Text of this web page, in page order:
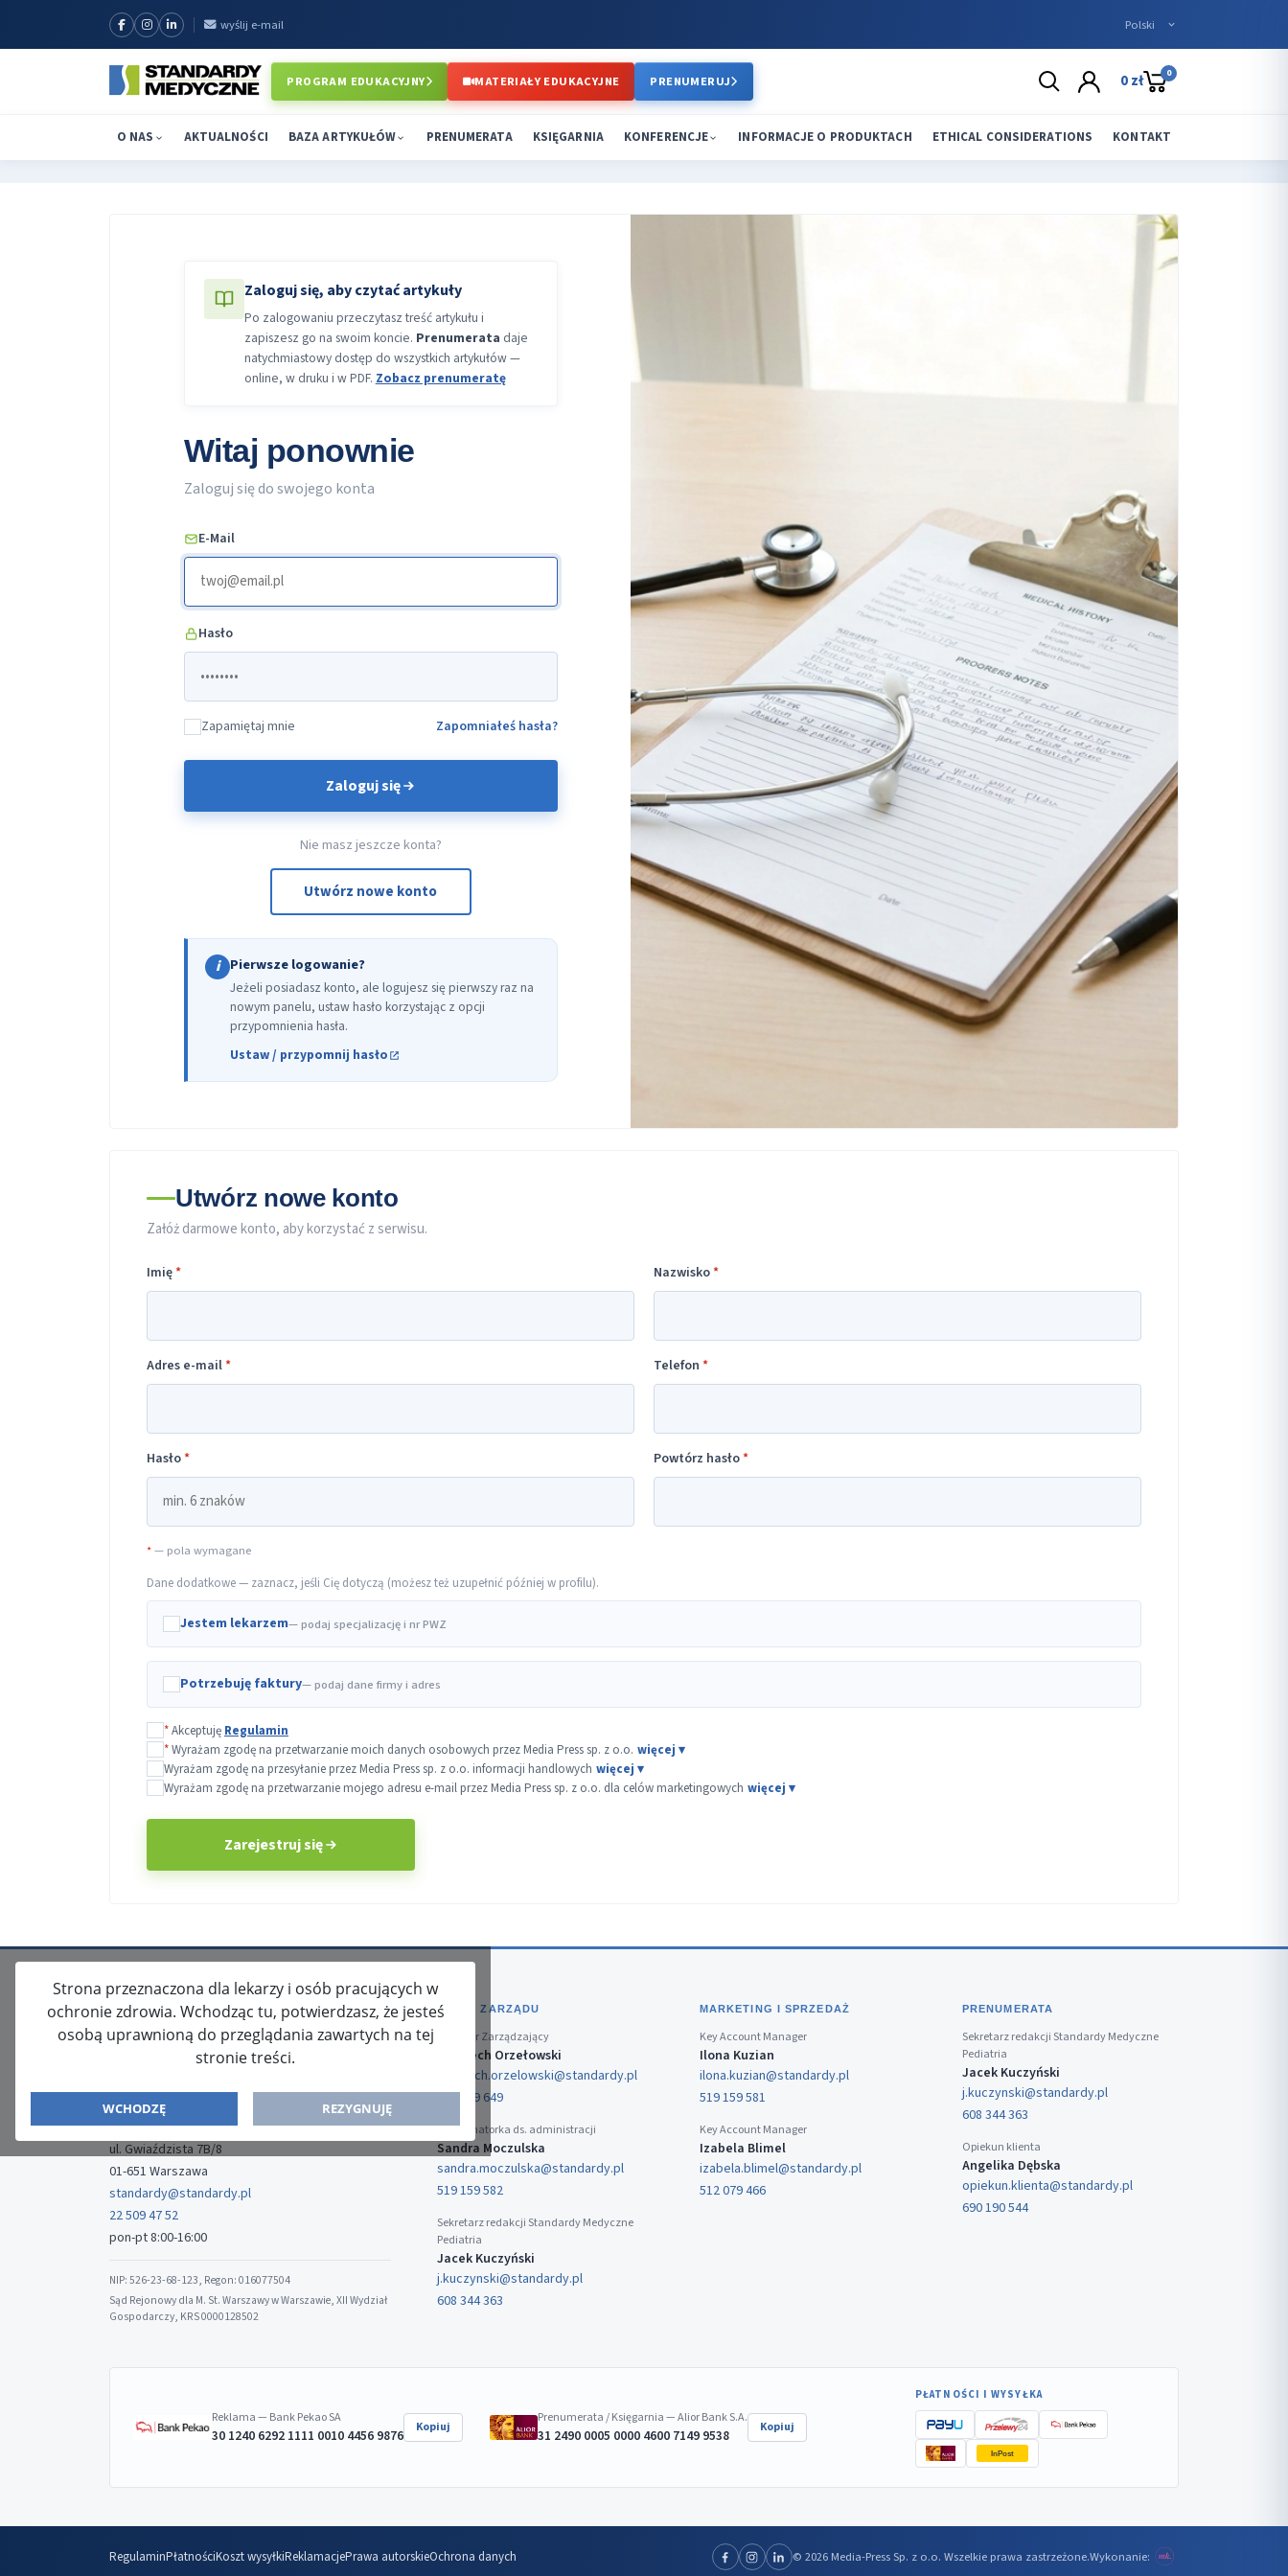
wyślij e-mail
PROGRAM EDUKACYJNY MATERIAŁY EDUKACYJNE PRENUMERUJ 0 zł 0
O NAS AKTUALNOŚCI BAZA ARTYKUŁÓW PRENUMERATA KSIĘGARNIA KONFERENCJE INFORMACJE O PRODUKTACH ETHICAL CONSIDERATIONS KONTAKT
Zaloguj się, aby czytać artykuły
Po zalogowaniu przeczytasz treść artykułu i
zapiszesz go na swoim koncie. Prenumerata daje
natychmiastowy dostęp do wszystkich artykułów —
online, w druku i w PDF. Zobacz prenumeratę
Witaj ponownie
Zaloguj się do swojego konta
E-Mail
Hasło
Zapamiętaj mnie Zapomniałeś hasła?
Zaloguj się
Nie masz jeszcze konta?
Utwórz nowe konto
i Pierwsze logowanie?
Jeżeli posiadasz konto, ale logujesz się pierwszy raz na
nowym panelu, ustaw hasło korzystając z opcji
przypomnienia hasła.
Ustaw / przypomnij hasło
Utwórz nowe konto
Załóż darmowe konto, aby korzystać z serwisu.
Imię* Nazwisko*
Adres e-mail* Telefon *
Hasło* Powtórz hasło*
*— pola wymagane
Dane dodatkowe — zaznacz, jeśli Cię dotyczą (możesz też uzupełnić później w profilu).
Jestem lekarzem— podaj specjalizację i nr PWZ
Potrzebuję faktury— podaj dane firmy i adres
*Akceptuję Regulamin
*Wyrażam zgodę na przetwarzanie moich danych osobowych przez Media Press sp. z o.o.
Wyrażam zgodę na przesyłanie przez Media Press sp. z o.o. informacji handlowych
Wyrażam zgodę na przetwarzanie mojego adresu e-mail przez Media Press sp. z o.o. dla celów marketingowych
Zarejestruj się
Strona przeznaczona dla lekarzy i osób pracujących w
ochronie zdrowia. Wchodząc tu, potwierdzasz, że jesteś
osobą uprawnioną do przeglądania zawartych na tej
stronie treści.
WCHODZĘ REZYGNUJĘ
ISSN: 2080-5438
Media-Press Sp. z o.o.
ul. Gwiaździsta 7B/8
01-651 Warszawa
standardy@standardy.pl
22 509 47 52
pon-pt 8:00-16:00
NIP: 526-23-68-123, Regon: 016077504
Sąd Rejonowy dla M. St. Warszawy w Warszawie, XII Wydział
Gospodarczy, KRS 0000128502
BIURO ZARZĄDU
Dyrektor Zarządzający
Wojciech Orzełowski
wojciech.orzelowski@standardy.pl
519 159 649
Koordynatorka ds. administracji
Sandra Moczulska
sandra.moczulska@standardy.pl
519 159 582
Sekretarz redakcji Standardy Medyczne
Pediatria
Jacek Kuczyński
j.kuczynski@standardy.pl
608 344 363
MARKETING I SPRZEDAŻ
Key Account Manager
Ilona Kuzian
ilona.kuzian@standardy.pl
519 159 581
Key Account Manager
Izabela Blimel
izabela.blimel@standardy.pl
512 079 466
PRENUMERATA
Sekretarz redakcji Standardy Medyczne
Pediatria
Jacek Kuczyński
j.kuczynski@standardy.pl
608 344 363
Opiekun klienta
Angelika Dębska
opiekun.klienta@standardy.pl
690 190 544
Reklama — Bank Pekao SA
30 1240 6292 1111 0010 4456 9876 Kopiuj
Prenumerata / Księgarnia — Alior Bank S.A.
31 2490 0005 0000 4600 7149 9538 Kopiuj
PŁATNOŚCI I WYSYŁKA
InPost
RegulaminPłatnościKoszt wysyłkiReklamacjePrawa autorskieOchrona danych © 2026 Media-Press Sp. z o.o. Wszelkie prawa zastrzeżone.Wykonanie: